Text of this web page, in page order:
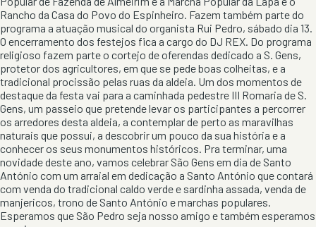
Rancho da Casa do Povo do Espinheiro. Fazem também parte do
programa a atuação musical do organista Rui Pedro, sábado dia 13.
O encerramento dos festejos fica a cargo do DJ REX. Do programa
religioso fazem parte o cortejo de oferendas dedicado a S. Gens,
protetor dos agricultores, em que se pede boas colheitas, e a
tradicional procissão pelas ruas da aldeia. Um dos momentos de
destaque da festa vai para a caminhada pedestre III Romaria de S.
Gens, um passeio que pretende levar os participantes a percorrer
os arredores desta aldeia, a contemplar de perto as maravilhas
naturais que possui, a descobrir um pouco da sua história e a
conhecer os seus monumentos históricos. Pra terminar, uma
novidade deste ano, vamos celebrar São Gens em dia de Santo
António com um arraial em dedicação a Santo António que contará
com venda do tradicional caldo verde e sardinha assada, venda de
manjericos, trono de Santo António e marchas populares.
Esperamos que São Pedro seja nosso amigo e também esperamos